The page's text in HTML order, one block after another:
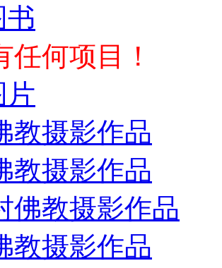
书
任何项目！
片
教摄影作品
教摄影作品
佛教摄影作品
教摄影作品